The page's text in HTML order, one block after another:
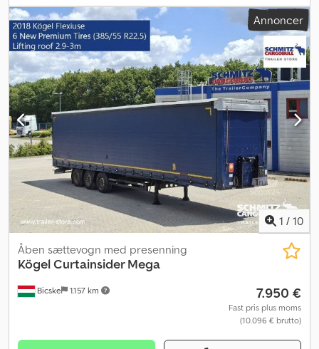
tilgængelige køretøjer på vores hjemmeside. Har du brug for
finansiering? Vi tilbyder individuelle finansieringsløsninger,
komplette serviceaftaler og telematikydelser. Vi står gerne til
rådighed for en personlig rådgivning. Dsdpfxoztg D Hj Am Asck
Annoncer
1 / 10
Bicske 1.157 km
Åben sættevogn med presenning
KögelCurtainsider Mega
7.950 €
Fast pris plus moms
(10.096 € brutto)